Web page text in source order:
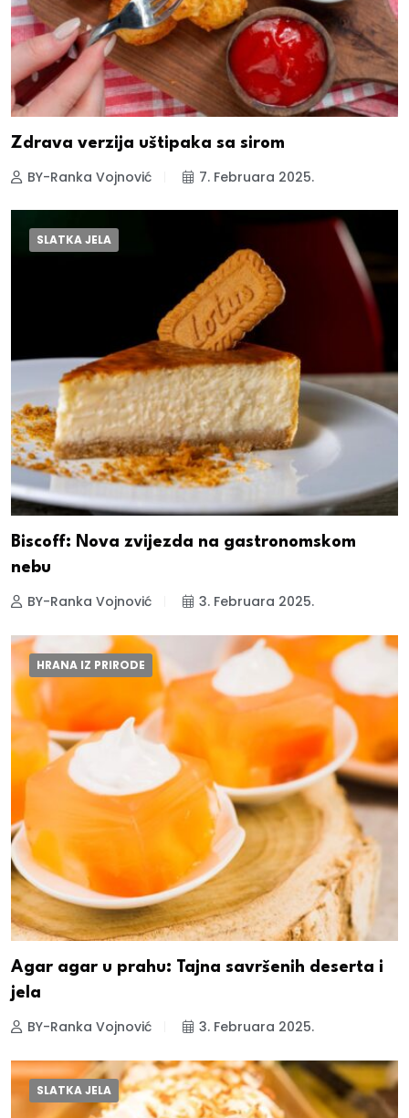
Zdrava verzija uštipaka sa sirom
BY-Ranka Vojnović 7. Februara 2025.
SLATKA JELA
Biscoff: Nova zvijezda na gastronomskom
nebu
BY-Ranka Vojnović 3. Februara 2025.
HRANA IZ PRIRODE
Agar agar u prahu: Tajna savršenih deserta i
jela
BY-Ranka Vojnović 3. Februara 2025.
SLATKA JELA